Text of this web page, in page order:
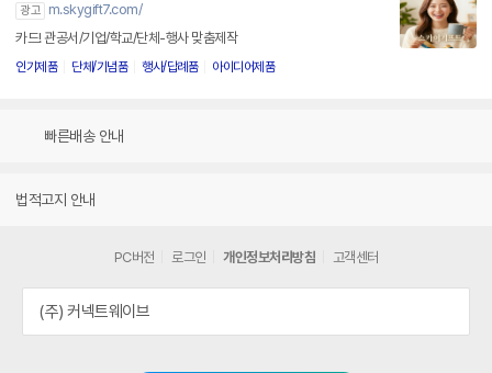
광고
m.skygift7.com/
카드! 관공서/기업/학교/단체-행사 맞춤제작
인기제품 단체/기념품 행사/답례품 아이디어제품
빠른배송 안내
법적고지 안내
PC버전 로그인 개인정보처리방침 고객센터
(주) 커넥트웨이브